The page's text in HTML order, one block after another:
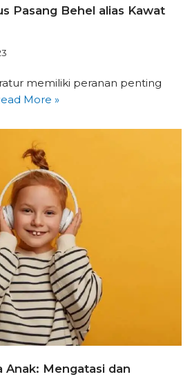
Pasang Behel alias Kawat
memiliki peranan penting
More »
Anak: Mengatasi dan